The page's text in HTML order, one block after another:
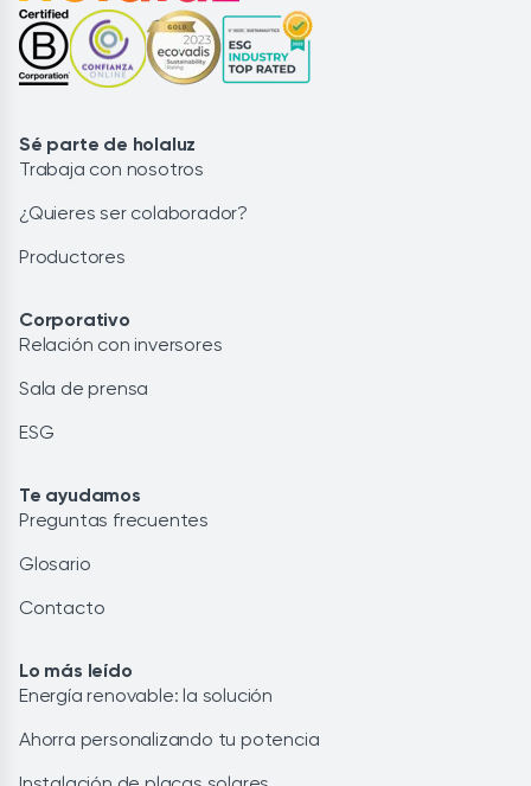
Sé parte de holaluz
Trabaja con nosotros
¿Quieres ser colaborador?
Productores
Corporativo
Relación con inversores
Sala de prensa
ESG
Te ayudamos
Preguntas frecuentes
Glosario
Contacto
Lo más leído
Energía renovable: la solución
Ahorra personalizando tu potencia